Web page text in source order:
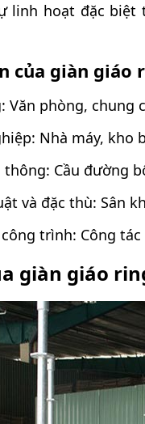
linh hoạt đặc
của giàn
Văn phòng, chung
Nhà máy, kho
thông: Cầu đường
và đặc thù: Sân
trình: Công
giàn giáo